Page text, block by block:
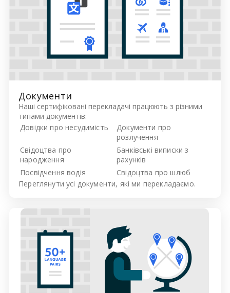
Документи
Наші сертифіковані перекладачі працюють з різними
типами документів:
Довідки про несудимість
Документи про
розлучення
Свідоцтва про
народження
Банківські виписки з
рахунків
Посвідчення водія
Свідоцтва про шлюб
Переглянути усі документи, які ми перекладаємо.